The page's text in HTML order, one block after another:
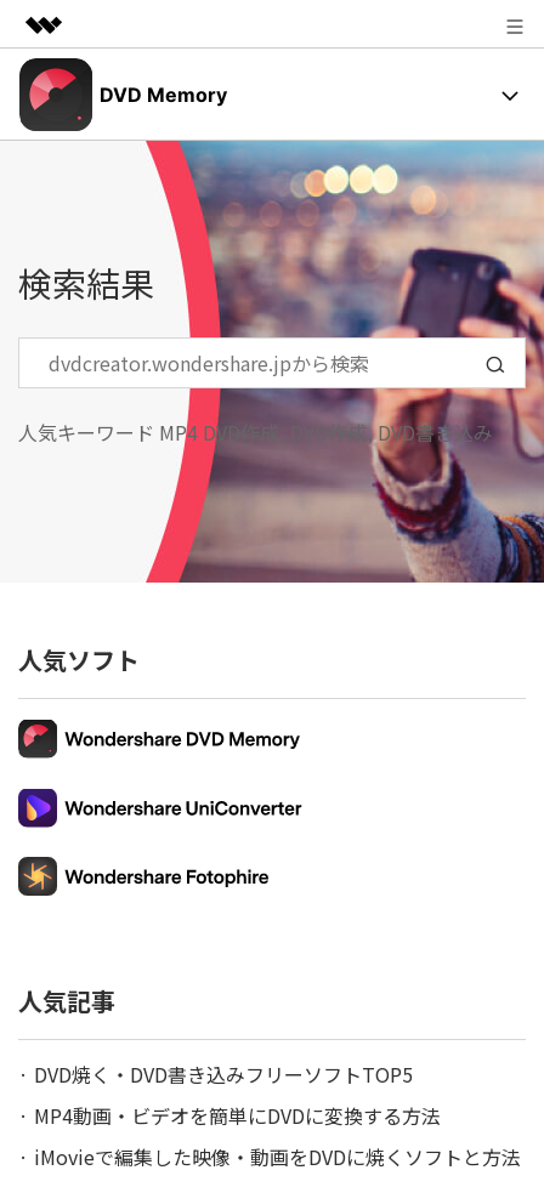
製品
AIGCサービス
ユーティリティ
法人・教育・パートナー
DVD Memory
✨DVDメニュー
DVD作成の基本とコツ
DVD焼く方法
写真スライドショーの作り方
もっと見る
サポートセンター
無料ダウンロード 購入する
検索結果
人気キーワード MP4 DVD作成 DVD作成,DVD書き込み
人気ソフト
人気記事
· DVD焼く・DVD書き込みフリーソフトTOP5
· MP4動画・ビデオを簡単にDVDに変換する方法
· iMovieで編集した映像・動画をDVDに焼くソフトと方法